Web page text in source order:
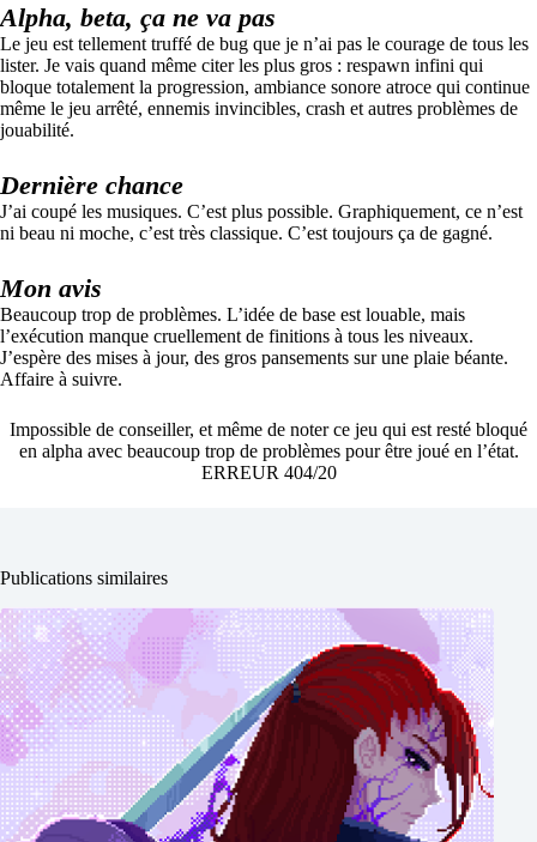
Alpha, beta, ça ne va pas
Le jeu est tellement truffé de bug que je n’ai pas le courage de tous les
lister. Je vais quand même citer les plus gros : respawn infini qui
bloque totalement la progression, ambiance sonore atroce qui continue
même le jeu arrêté, ennemis invincibles, crash et autres problèmes de
jouabilité.
Dernière chance
J’ai coupé les musiques. C’est plus possible. Graphiquement, ce n’est
ni beau ni moche, c’est très classique. C’est toujours ça de gagné.
Mon avis
Beaucoup trop de problèmes. L’idée de base est louable, mais
l’exécution manque cruellement de finitions à tous les niveaux.
J’espère des mises à jour, des gros pansements sur une plaie béante.
Affaire à suivre.
Impossible de conseiller, et même de noter ce jeu qui est resté bloqué
en alpha avec beaucoup trop de problèmes pour être joué en l’état.
ERREUR 404/20
Publications similaires